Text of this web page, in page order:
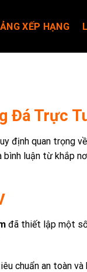
XẾP HẠNG
Đá Trực
định quan trọng
luận từ khắp
đã thiết lập một
chuẩn an toàn